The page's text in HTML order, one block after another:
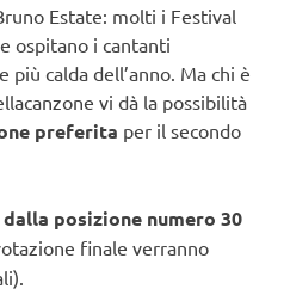
Estate: molti i Festival
ospitano i cantanti
calda dell’anno. Ma chi è
vi dà la possibilità
preferita per il secondo
posizione numero 30
finale verranno